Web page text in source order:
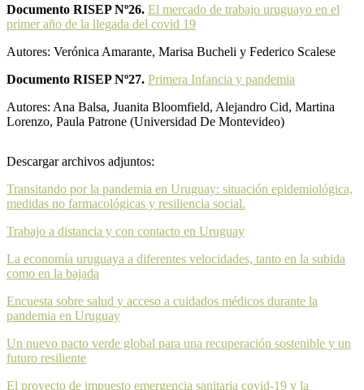
Documento RISEP Nº26. El mercado de trabajo uruguayo en el
primer año de la llegada del covid 19
Autores: Verónica Amarante, Marisa Bucheli y Federico Scalese
Documento RISEP Nº27. Primera Infancia y pandemia
Autores: Ana Balsa, Juanita Bloomfield, Alejandro Cid, Martina
Lorenzo, Paula Patrone (Universidad De Montevideo)
Descargar archivos adjuntos:
Transitando por la pandemia en Uruguay: situación epidemiológica,
medidas no farmacológicas y resiliencia social.
Trabajo a distancia y con contacto en Uruguay
La economía uruguaya a diferentes velocidades, tanto en la subida
como en la bajada
Encuesta sobre salud y acceso a cuidados médicos durante la
pandemia en Uruguay
Un nuevo pacto verde global para una recuperación sostenible y un
futuro resiliente
El proyecto de impuesto emergencia sanitaria covid-19 y la